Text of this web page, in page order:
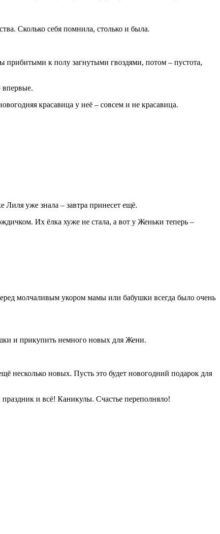
Сколько себя помнила, столько и была.
прибитыми к полу загнутыми гвоздями, потом – пустота,
впервые.
красавица у неё – совсем и не красавица.
Лиля уже знала – завтра принесет ещё.
Их ёлка хуже не стала, а вот у Женьки теперь –
молчаливым укором мамы или бабушки всегда было очень
и прикупить немного новых для Жени.
несколько новых. Пусть это будет новогодний подарок для
и всё! Каникулы. Счастье переполняло!